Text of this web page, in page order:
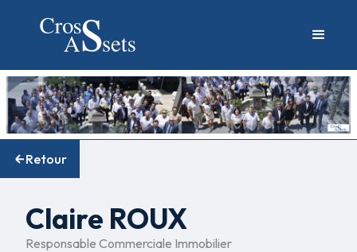
Retour
Claire ROUX
Responsable Commerciale Immobilier